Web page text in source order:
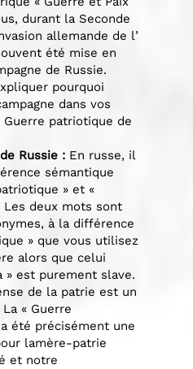
durant la Seconde
allemande de l’
été mise en
de Russie.
pourquoi
dans vos
Guerre patriotique de
Russie : En russe, il
sémantique
» et «
Les deux mots sont
à la différence
» que vous utilisez
alors que celui
» est purement slave.
de la patrie est un
« Guerre
été précisément une
lamère-patrie
et notre